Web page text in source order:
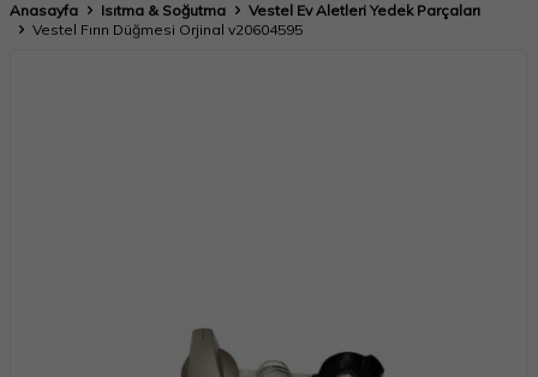
Anasayfa Isıtma & Soğutma
Vestel Ev Aletleri Yedek Parçaları
Vestel Fırın Düğmesi Orjinal v20604595